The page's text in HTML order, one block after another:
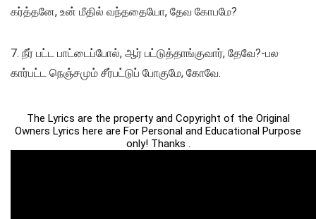
கர்த்தனே, உன் மீதில் வந்ததையோ, தேவ கோபமே?
7. நீர் பட்ட பாட்டைப்போல், ஆர் பட்டுத்தாங்குவார், தேவே?-பல
கார்பட்ட நெஞ்சமும் சீர்பட்டுப் போகுமே, கோவே.
The Lyrics are the property and Copyright of the Original
Owners Lyrics here are For Personal and Educational Purpose
only! Thanks .